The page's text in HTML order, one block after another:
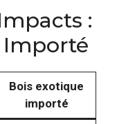
:
Importé
Bois exotique
importé